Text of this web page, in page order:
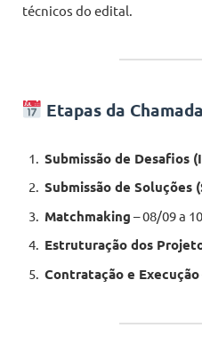
técnicos do edital.
Etapas da Chamada
Submissão de Desafios
Submissão de Soluções
Matchmaking – 08/09 a
Estruturação dos
Contratação e Execução